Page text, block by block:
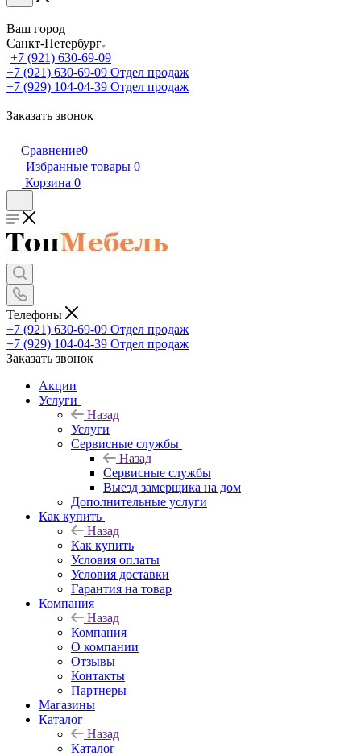
Ваш город
Санкт-Петербург
+7 (921) 630-69-09
+7 (921) 630-69-09 Отдел продаж
+7 (929) 104-04-39 Отдел продаж
Заказать звонок
Сравнение0
Избранные товары 0
Корзина 0
Телефоны
+7 (921) 630-69-09 Отдел продаж
+7 (929) 104-04-39 Отдел продаж
Заказать звонок
Акции
Услуги
Назад
Услуги
Сервисные службы
Назад
Сервисные службы
Выезд замерщика на дом
Дополнительные услуги
Как купить
Назад
Как купить
Условия оплаты
Условия доставки
Гарантия на товар
Компания
Назад
Компания
О компании
Отзывы
Контакты
Партнеры
Магазины
Каталог
Назад
Каталог